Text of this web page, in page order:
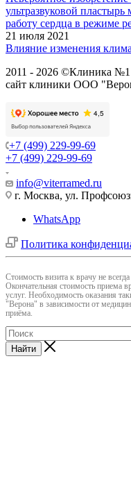
ультразвуковой
работу сердца в режиме
21 июля 2021
Влияние изменения
2011 - 2026 ©Клиника
сайт клиники ООО
+7 (499) 229-99-69
+7 (499) 229-99-69
info@viterramed.ru
г. Москва, ул.
WhatsApp
Политика
Cтоимость визита к врачу не
Окончательная стоимость приема
услуг. Необходимость оказания
"Верона" в зависимости от
приёма.
Найти